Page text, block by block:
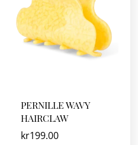
PERNILLE WAVY
HAIRCLAW
kr199.00